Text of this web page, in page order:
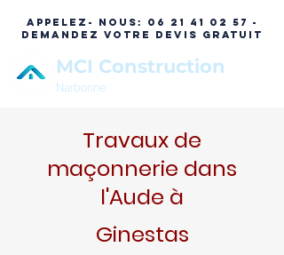
APPELEZ- NOUS:
06 21 41 02 57 -
DEMANDEZ VOTRE DEVIS GRATUIT
MCI Construction
Narbonne
Travaux de
maçonnerie dans
l'Aude à
Ginestas